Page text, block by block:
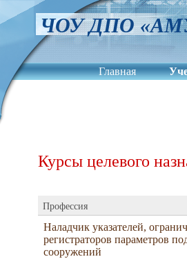
ЧОУ ДПО
Главная
Курсы целевого
Профессия
Наладчик указателей,
регистраторов параметров
сооружений